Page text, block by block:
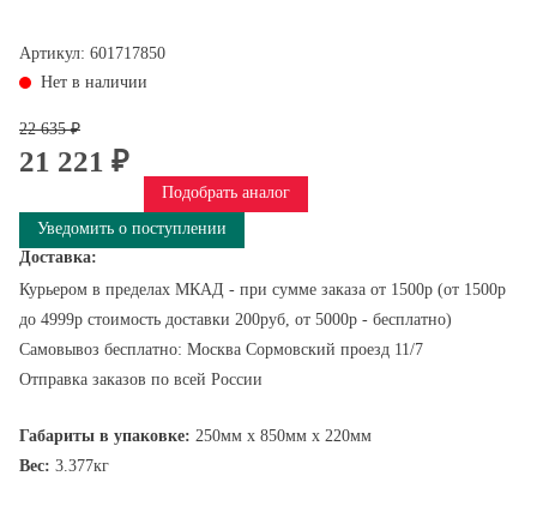
Артикул: 601717850
Нет в наличии
22 635 ₽
21 221 ₽
Подобрать аналог
Уведомить о поступлении
Доставка:
Курьером в пределах МКАД - при сумме заказа от 1500р (от 1500р
до 4999р стоимость доставки 200руб, от 5000р - бесплатно)
Самовывоз бесплатно: Москва Сормовский проезд 11/7
Отправка заказов по всей России
Габариты в упаковке: 250мм x 850мм x 220мм
Вес: 3.377кг